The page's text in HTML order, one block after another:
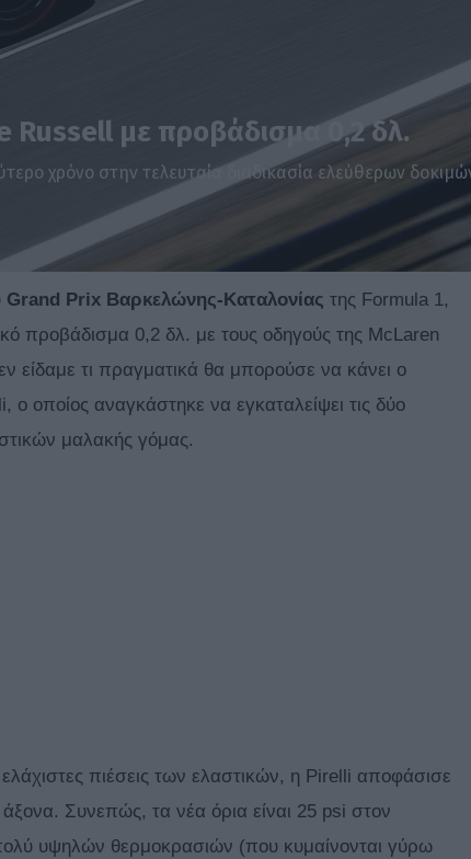
Russell με προβάδισμα 0,2 δλ.
χρόνο στην τελευταία διαδικασία ελεύθερων
Grand Prix Βαρκελώνης-Καταλονίας της Formula 1,
προβάδισμα 0,2 δλ. με τους οδηγούς της McLaren
είδαμε τι πραγματικά θα μπορούσε να κάνει ο
οποίος αναγκάστηκε να εγκαταλείψει τις δύο
μαλακής γόμας.
πιέσεις των ελαστικών, η Pirelli αποφάσισε
Συνεπώς, τα νέα όρια είναι 25 psi στον
υψηλών θερμοκρασιών (που κυμαίνονται γύρω